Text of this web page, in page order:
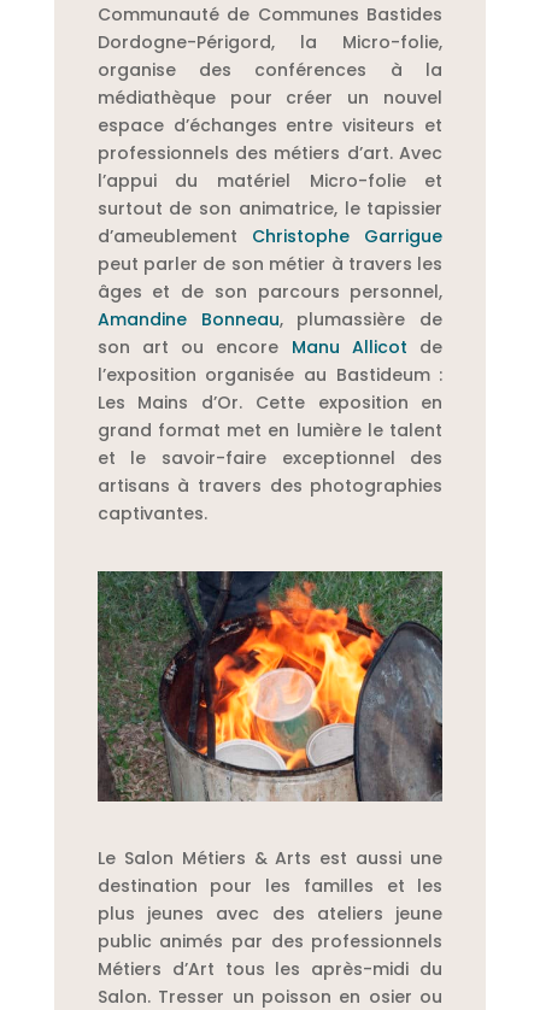
Communauté de Communes Bastides
Dordogne-Périgord, la Micro-folie,
organise des conférences à la
médiathèque pour créer un nouvel
espace d’échanges entre visiteurs et
professionnels des métiers d’art. Avec
l’appui du matériel Micro-folie et
surtout de son animatrice, le tapissier
d’ameublement Christophe Garrigue
peut parler de son métier à travers les
âges et de son parcours personnel,
Amandine Bonneau, plumassière de
son art ou encore Manu Allicot de
l’exposition organisée au Bastideum :
Les Mains d’Or. Cette exposition en
grand format met en lumière le talent
et le savoir-faire exceptionnel des
artisans à travers des photographies
captivantes.
Le Salon Métiers & Arts est aussi une
destination pour les familles et les
plus jeunes avec des ateliers jeune
public animés par des professionnels
Métiers d’Art tous les après-midi du
Salon. Tresser un poisson en osier ou